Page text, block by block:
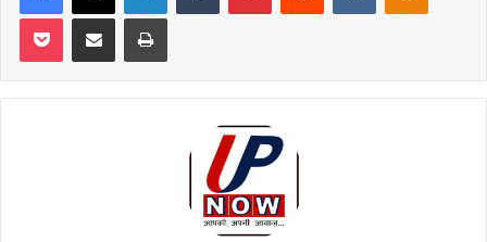
Pocket Share via Email Print